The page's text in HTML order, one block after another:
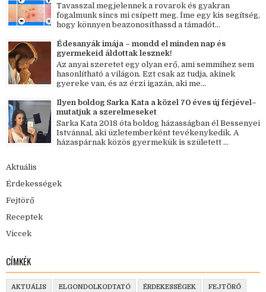
Tavasszal megjelennek a rovarok és gyakran
fogalmunk sincs mi csípett meg. Íme egy kis segítség,
hogy könnyen beazonosíthassd a támadót...
Édesanyák imája – mondd el minden nap és
gyermekeid áldottak lesznek!
Az anyai szeretet egy olyan erő, ami semmihez sem
hasonlítható a világon. Ezt csak az tudja, akinek
gyereke van, és az érzi igazán, aki me...
Ilyen boldog Sarka Kata a közel 70 éves új férjével–
mutatjuk a szerelmeseket
Sarka Kata 2018 óta boldog házasságban él Bessenyei
Istvánnal, aki üzletemberként tevékenykedik. A
házaspárnak közös gyermekük is született ...
Aktuális
Érdekességek
Fejtörő
Receptek
Viccek
CÍMKÉK
AKTUÁLIS ELGONDOLKODTATÓ ÉRDEKESSÉGEK FEJTÖRŐ